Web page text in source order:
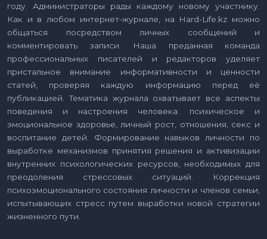
году. Администраторы рады каждому новому участнику.
Как и в любом интернет-журнале, на Hard-Life.kz можно
общаться посредством личных сообщений и
комментировать записи. Наша преданная команда
профессиональных писателей и редакторов уделяет
пристальное внимание информативности и ценности
статей, проверяя каждую информацию перед её
публикацией. Тематика журнала охватывает все аспекты
поведения и настроения человека: психическое и
эмоциональное здоровье, личный рост, отношения, секс и
воспитание детей. Формирование навыков личности по
выработке механизмов принятия решения и активизации
внутренних психологических ресурсов, необходимых для
преодоления стрессовых ситуаций. Коррекция
психоэмоционального состояния личности и членов семьи,
испытывающих стресс путем выработки новой стратегии
жизненного пути.